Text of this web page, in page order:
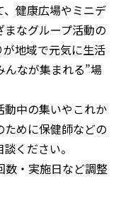
、健康広場やミニデ
なグループ活動の
地域で元気に生活
なが集まれる”場
中の集いやこれか
ために保健師などの
ください。
・実施日など調整